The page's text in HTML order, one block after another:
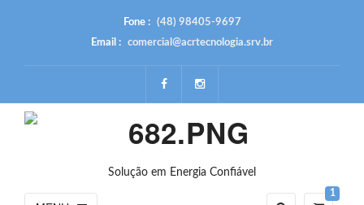
Fone :
(48) 98405-9697
Email :
comercial@acrtecnologia.srv.br
Solução em Energia Confiável
1